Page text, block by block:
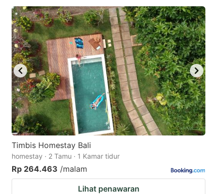
mark
key
to
get
the
keyboard
shortcuts
for
changing
dates.
mark
key
to
get
the
keyboard
shortcuts
for
changing
dates.
Timbis Homestay Bali
homestay · 2 Tamu · 1 Kamar tidur
Rp 264.463 /malam
Lihat penawaran